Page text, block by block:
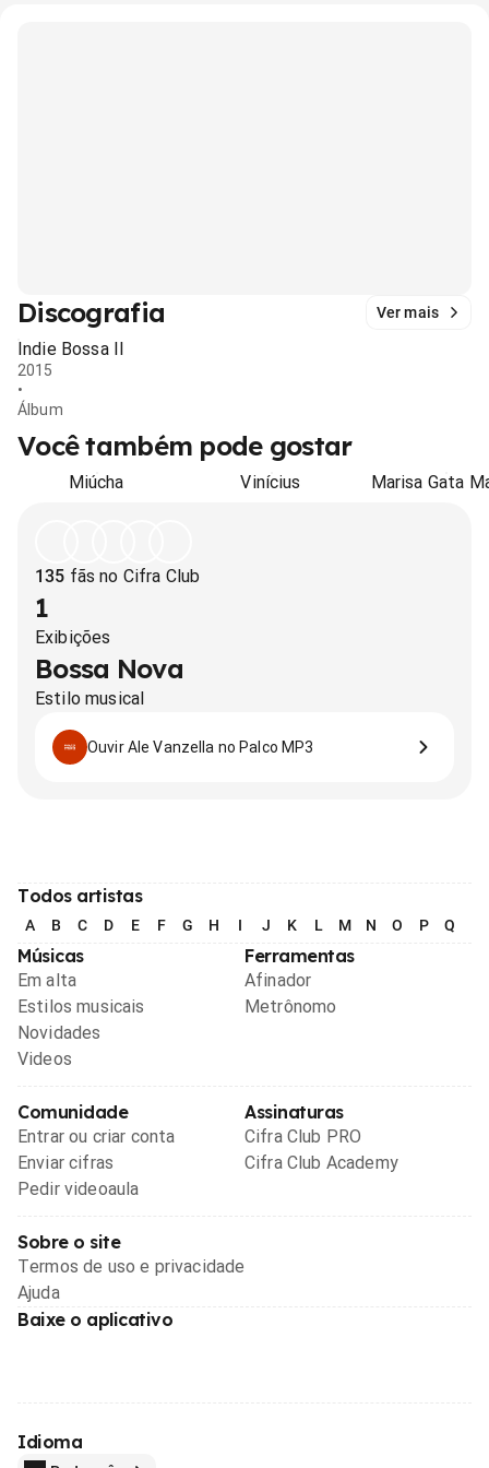
Discografia Ver mais
Indie Bossa II
2015
•
Álbum
Você também pode gostar
Miúcha Vinícius Marisa Gata
135 fãs no Cifra Club
1
Exibições
Bossa Nova
Estilo musical
Ouvir Ale Vanzella no Palco MP3
Todos artistas
A B C D E F G H I J K L M N O P Q
Músicas
Em alta
Estilos musicais
Novidades
Videos
Ferramentas
Afinador
Metrônomo
Comunidade
Entrar ou criar conta
Enviar cifras
Pedir videoaula
Assinaturas
Cifra Club PRO
Cifra Club Academy
Sobre o site
Termos de uso e privacidade
Ajuda
Baixe o aplicativo
Idioma